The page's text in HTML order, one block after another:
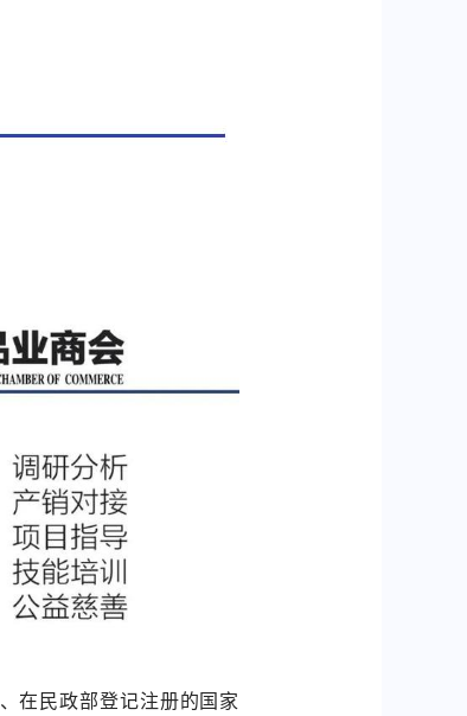
、在民政部登记注册的国家